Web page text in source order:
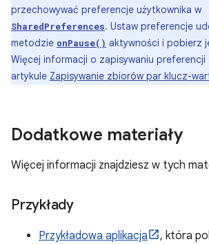
przechowywać preferencje użytkownika w
SharedPreferences. Ustaw preferencje
metodzie onPause() aktywności i pobierz
Więcej informacji o zapisywaniu preferencji
artykule Zapisywanie zbiorów par klucz-
Dodatkowe materiały
Więcej informacji znajdziesz w tych
Przykłady
Przykładowa aplikacja
, która